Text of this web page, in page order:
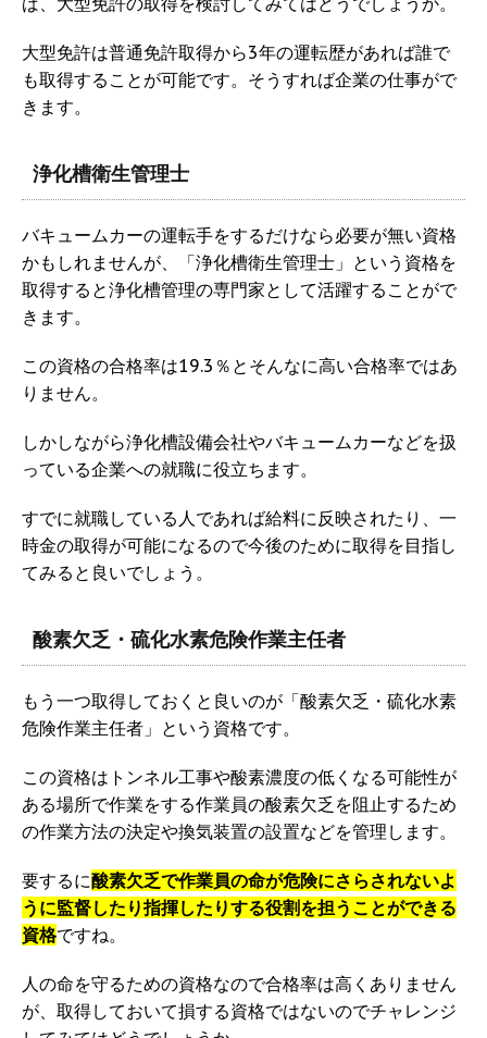
大型免許は普通免許取得から3年の運転歴があれば誰で
も取得することが可能です。そうすれば企業の仕事がで
きます。
浄化槽衛生管理士
バキュームカーの運転手をするだけなら必要が無い資格
かもしれませんが、「浄化槽衛生管理士」という資格を
取得すると浄化槽管理の専門家として活躍することがで
きます。
この資格の合格率は19.3％とそんなに高い合格率ではあ
りません。
しかしながら浄化槽設備会社やバキュームカーなどを扱
っている企業への就職に役立ちます。
すでに就職している人であれば給料に反映されたり、一
時金の取得が可能になるので今後のために取得を目指し
てみると良いでしょう。
酸素欠乏・硫化水素危険作業主任者
もう一つ取得しておくと良いのが「酸素欠乏・硫化水素
危険作業主任者」という資格です。
この資格はトンネル工事や酸素濃度の低くなる可能性が
ある場所で作業をする作業員の酸素欠乏を阻止するため
の作業方法の決定や換気装置の設置などを管理します。
要するに酸素欠乏で作業員の命が危険にさらされないよ
うに監督したり指揮したりする役割を担うことができる
資格ですね。
人の命を守るための資格なので合格率は高くありません
が、取得しておいて損する資格ではないのでチャレンジ